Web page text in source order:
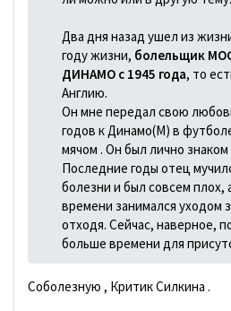
Два дня назад ушел из
году жизни, болельщик
ДИНАМО с 1945 года, то
Англию.
Он мне передал свою
годов к Динамо(М) в
мячом . Он был лично
Последние годы отец
болезни и был совсем плох,
времени занимался уходом
отходя. Сейчас, наверное,
больше времени для
Соболезную , Критик Силкина .